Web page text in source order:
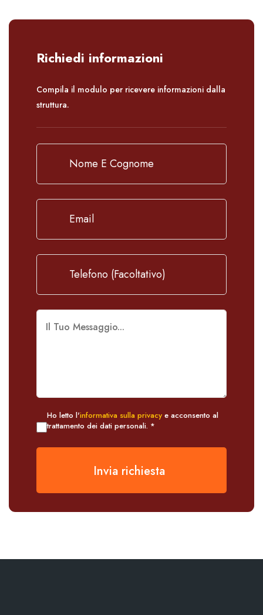
Richiedi informazioni
Compila il modulo per ricevere informazioni dalla
struttura.
Ho letto l'informativa sulla privacy e acconsento al
trattamento dei dati personali. *
Invia richiesta